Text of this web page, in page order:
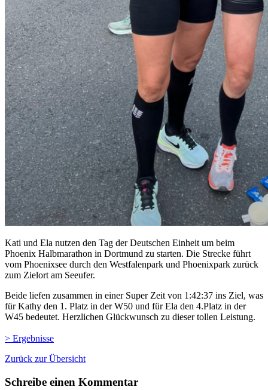
Kati und Ela nutzen den Tag der Deutschen Einheit um beim
Phoenix Halbmarathon in Dortmund zu starten. Die Strecke führt
vom Phoenixsee durch den Westfalenpark und Phoenixpark zurück
zum Zielort am Seeufer.
Beide liefen zusammen in einer Super Zeit von 1:42:37 ins Ziel, was
für Kathy den 1. Platz in der W50 und für Ela den 4.Platz in der
W45 bedeutet. Herzlichen Glückwunsch zu dieser tollen Leistung.
> Ergebnisse
Zurück zur Übersicht
Schreibe einen Kommentar